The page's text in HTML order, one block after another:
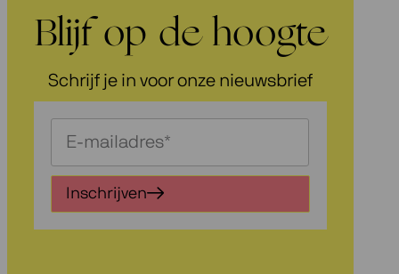
Blijf op de hoogte
Schrijf je in voor onze nieuwsbrief
Schrijf
je
in
voor
onze
Inschrijven